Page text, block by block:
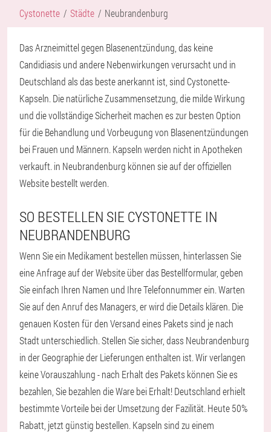
Cystonette Städte Neubrandenburg
Das Arzneimittel gegen Blasenentzündung, das keine
Candidiasis und andere Nebenwirkungen verursacht und in
Deutschland als das beste anerkannt ist, sind Cystonette-
Kapseln. Die natürliche Zusammensetzung, die milde Wirkung
und die vollständige Sicherheit machen es zur besten Option
für die Behandlung und Vorbeugung von Blasenentzündungen
bei Frauen und Männern. Kapseln werden nicht in Apotheken
verkauft. in Neubrandenburg können sie auf der offiziellen
Website bestellt werden.
SO BESTELLEN SIE CYSTONETTE IN
NEUBRANDENBURG
Wenn Sie ein Medikament bestellen müssen, hinterlassen Sie
eine Anfrage auf der Website über das Bestellformular, geben
Sie einfach Ihren Namen und Ihre Telefonnummer ein. Warten
Sie auf den Anruf des Managers, er wird die Details klären. Die
genauen Kosten für den Versand eines Pakets sind je nach
Stadt unterschiedlich. Stellen Sie sicher, dass Neubrandenburg
in der Geographie der Lieferungen enthalten ist. Wir verlangen
keine Vorauszahlung - nach Erhalt des Pakets können Sie es
bezahlen, Sie bezahlen die Ware bei Erhalt! Deutschland erhielt
bestimmte Vorteile bei der Umsetzung der Fazilität. Heute 50%
Rabatt, jetzt günstig bestellen. Kapseln sind zu einem